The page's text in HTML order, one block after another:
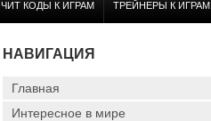
ЧИТ КОДЫ К ИГРАМ ТРЕЙНЕРЫ К ИГРАМ
НАВИГАЦИЯ
Главная
Интересное в мире